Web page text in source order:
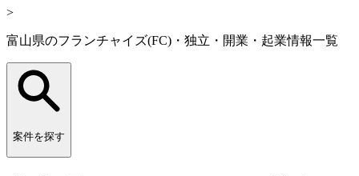
>
富山県のフランチャイズ(FC)・独立・開業・起業情報一覧
案件を探す